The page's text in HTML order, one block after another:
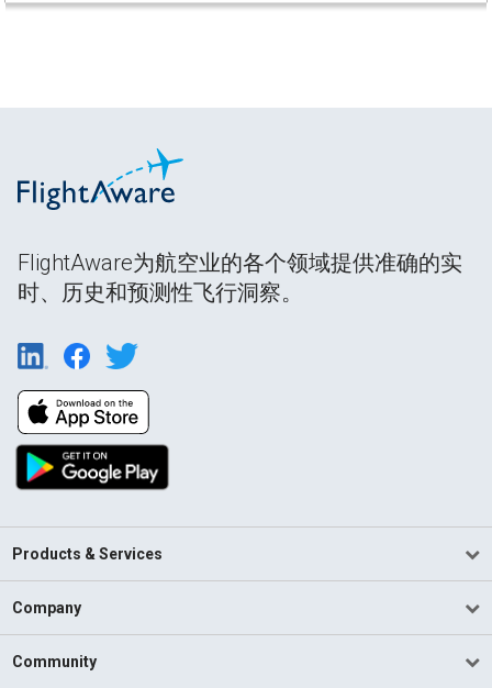
FlightAware为航空业的各个领域提供准确的实
时、历史和预测性飞行洞察。
Products & Services
Company
Community